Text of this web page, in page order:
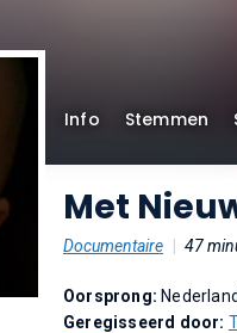
Info Stemmen
Met
Documentaire 47
Oorsprong: Nederland
Geregisseerd door: